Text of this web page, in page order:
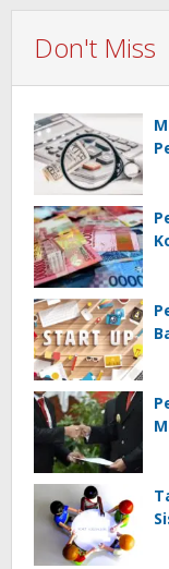
Don't Miss